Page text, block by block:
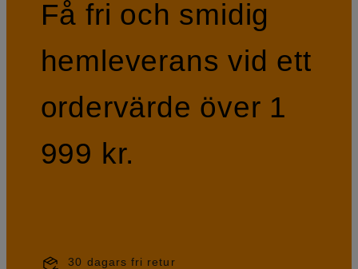
Få fri och smidig
hemleverans vid ett
ordervärde över 1
999 kr.
30 dagars fri retur